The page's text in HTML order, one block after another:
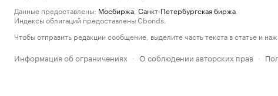
Данные предоставлены: Мосбиржа Санкт-Петербургская биржа
Индексы облигаций предоставлены Cbonds.
Чтобы отправить редакции сообщение, выделите часть текста в статье и
Информация об ограничениях · О соблюдении авторских прав ·